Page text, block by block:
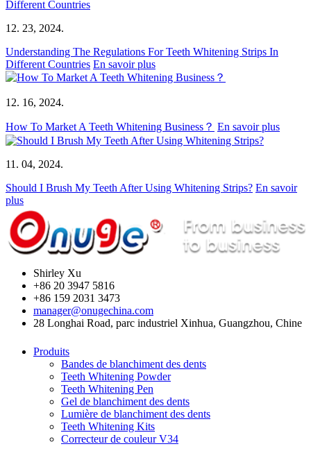
12. 23, 2024.
Understanding The Regulations For Teeth Whitening Strips In
Different Countries En savoir plus
12. 16, 2024.
How To Market A Teeth Whitening Business？ En savoir plus
11. 04, 2024.
Should I Brush My Teeth After Using Whitening Strips? En savoir
plus
Shirley Xu
+86 20 3947 5816
+86 159 2031 3473
manager@onugechina.com
28 Longhai Road, parc industriel Xinhua, Guangzhou, Chine
Produits
Bandes de blanchiment des dents
Teeth Whitening Powder
Teeth Whitening Pen
Gel de blanchiment des dents
Lumière de blanchiment des dents
Teeth Whitening Kits
Correcteur de couleur V34